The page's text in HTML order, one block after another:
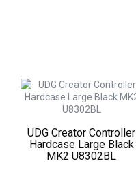
UDG Creator Controller
Hardcase Large Black
MK2 U8302BL